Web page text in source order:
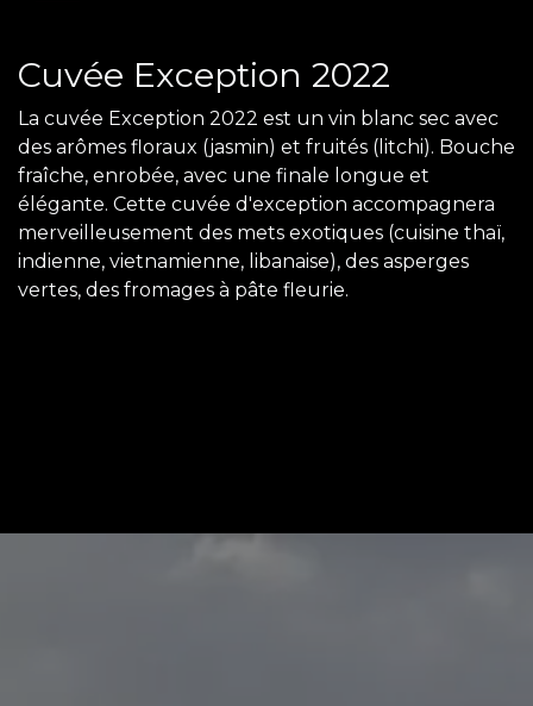
Cuvée Exception 2022
La cuvée Exception 2022 est un vin blanc sec avec
des arômes floraux (jasmin) et fruités (litchi). Bouche
fraîche, enrobée, avec une finale longue et
élégante. Cette cuvée d'exception accompagnera
merveilleusement des mets exotiques (cuisine thaï,
indienne, vietnamienne, libanaise), des asperges
vertes, des fromages à pâte fleurie.